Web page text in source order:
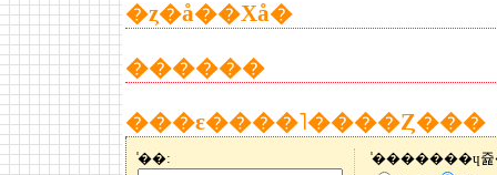
�ȥ�å��Хå�
������
���ε����˥����Ȥ���
̾��: